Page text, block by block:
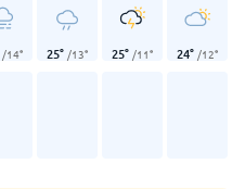
/14° 25° /13° 25° /11° 24° /12°